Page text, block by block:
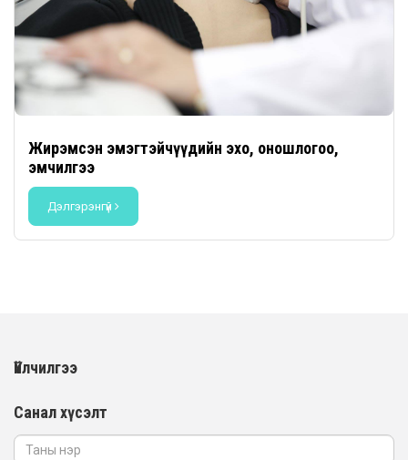
Жирэмсэн эмэгтэйчүүдийн эхо, оношлогоо,
эмчилгээ
Дэлгэрэнгүй
Үйлчилгээ
Санал хүсэлт